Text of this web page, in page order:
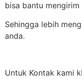
bisa bantu mengirim
Sehingga lebih
anda.
Untuk Kontak kami